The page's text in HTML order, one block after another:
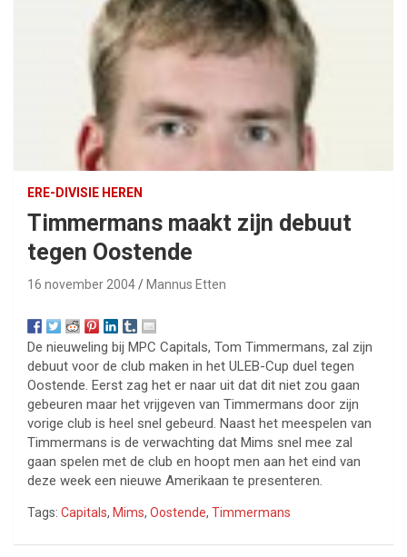
ERE-DIVISIE HEREN
Timmermans maakt zijn debuut
tegen Oostende
16 november 2004 Mannus Etten
De nieuweling bij MPC Capitals, Tom Timmermans, zal zijn
debuut voor de club maken in het ULEB-Cup duel tegen
Oostende. Eerst zag het er naar uit dat dit niet zou gaan
gebeuren maar het vrijgeven van Timmermans door zijn
vorige club is heel snel gebeurd. Naast het meespelen van
Timmermans is de verwachting dat Mims snel mee zal
gaan spelen met de club en hoopt men aan het eind van
deze week een nieuwe Amerikaan te presenteren.
Tags: Capitals, Mims, Oostende, Timmermans